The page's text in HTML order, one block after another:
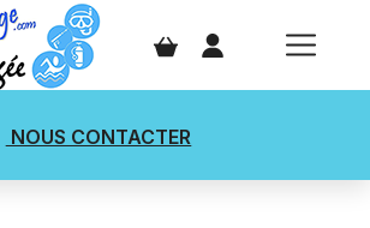
NOUS CONTACTER